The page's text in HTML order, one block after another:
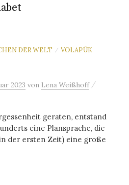
DER WELT / VOLAPÜK
2023 von Lena Weißhoff /
geraten, entstand
eine Plansprache, die
der ersten Zeit) eine große